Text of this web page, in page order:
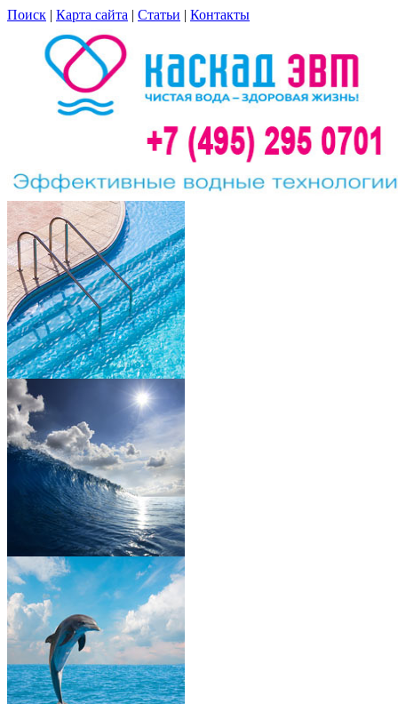
Поиск | Карта сайта | Статьи | Контакты